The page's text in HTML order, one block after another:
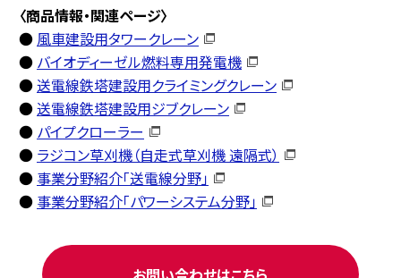
〈商品情報・関連ページ〉
● 風車建設用タワークレーン
● バイオディーゼル燃料専用発電機
●送電線鉄塔建設用クライミングクレーン
●送電線鉄塔建設用ジブクレーン
● パイプクローラー
● ラジコン草刈機（自走式草刈機 遠隔式）
● 事業分野紹介「送電線分野」
● 事業分野紹介「パワーシステム分野」